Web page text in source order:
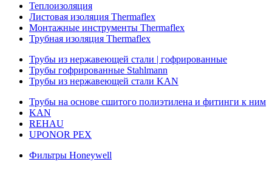
Теплоизоляция
Листовая изоляция Thermaflex
Монтажные инструменты Thermaflex
Трубная изоляция Thermaflex
Трубы из нержавеющей стали | гофрированные
Трубы гофрированные Stahlmann
Трубы из нержавеющей стали KAN
Трубы на основе сшитого полиэтилена и фитинги к ним
KAN
REHAU
UPONOR PEX
Фильтры Honeywell